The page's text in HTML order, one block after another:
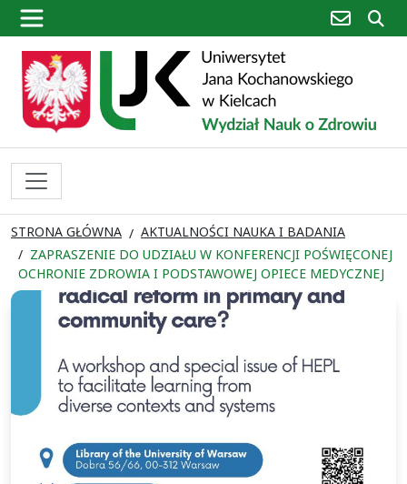
poczta
STRONA GŁÓWNA
AKTUALNOŚCI NAUKA I BADANIA
ZAPRASZENIE DO UDZIAŁU W KONFERENCJI POŚWIĘCONEJ
OCHRONIE ZDROWIA I PODSTAWOWEJ OPIECE MEDYCZNEJ